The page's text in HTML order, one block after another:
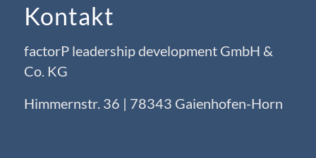
Kontakt
factorP leadership development GmbH &
Co. KG
Himmernstr. 36 | 78343 Gaienhofen-Horn